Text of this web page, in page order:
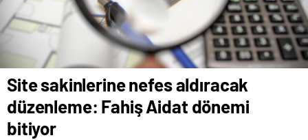
Site sakinlerine nefes aldıracak
düzenleme: Fahiş Aidat dönemi
bitiyor